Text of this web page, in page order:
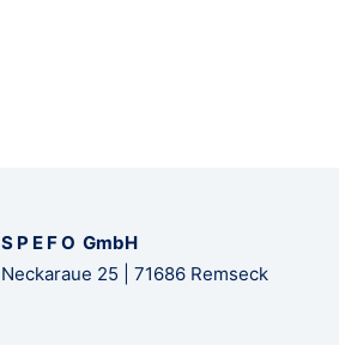
S P E F O GmbH
Neckaraue 25 | 71686 Remseck